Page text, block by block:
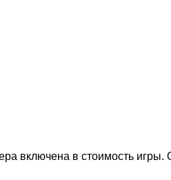
включена в стоимость игры.